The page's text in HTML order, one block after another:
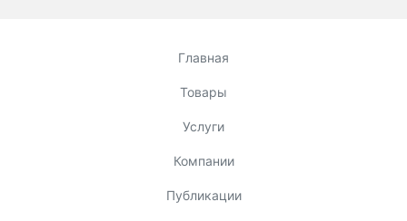
Главная
Товары
Услуги
Компании
Публикации